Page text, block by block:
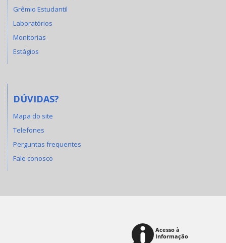
Grêmio Estudantil
Laboratórios
Monitorias
Estágios
DÚVIDAS?
Mapa do site
Telefones
Perguntas frequentes
Fale conosco